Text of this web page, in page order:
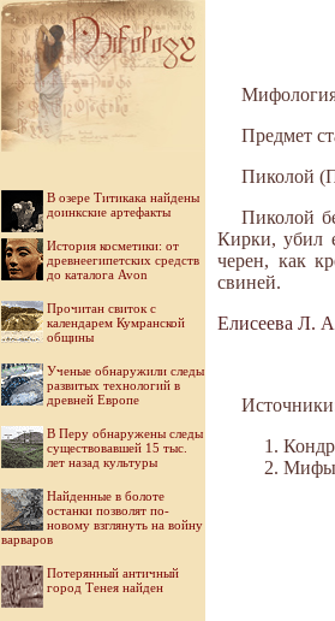
В озере Титикака найдены
доинкские артефакты
История косметики: от
древнеегипетских средств
до каталога Avon
Прочитан свиток с
календарем Кумранской
общины
Ученые обнаружили следы
развитых технологий в
древней Европе
В Перу обнаружены следы
существовавшей 15 тыс.
лет назад культуры
Найденные в болоте
останки позволят по-
новому взглянуть на войну
варваров
Потерянный античный
город Тенея найден
Предмет
Пиколой
Пиколой
Кирки, убил
черен, как
свиней.
Елисеева Л.
Мифы